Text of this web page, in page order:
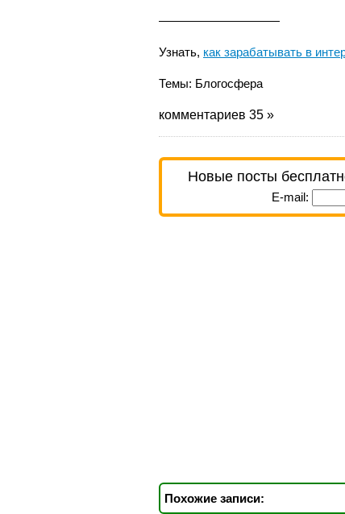
——————————
Узнать, как зарабатывать в
Темы: Блогосфера
комментариев 35 »
Новые посты
E-mail:
Похожие записи: